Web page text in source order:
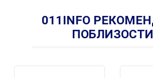
011INFO
ПОБЛИЗОСТИ